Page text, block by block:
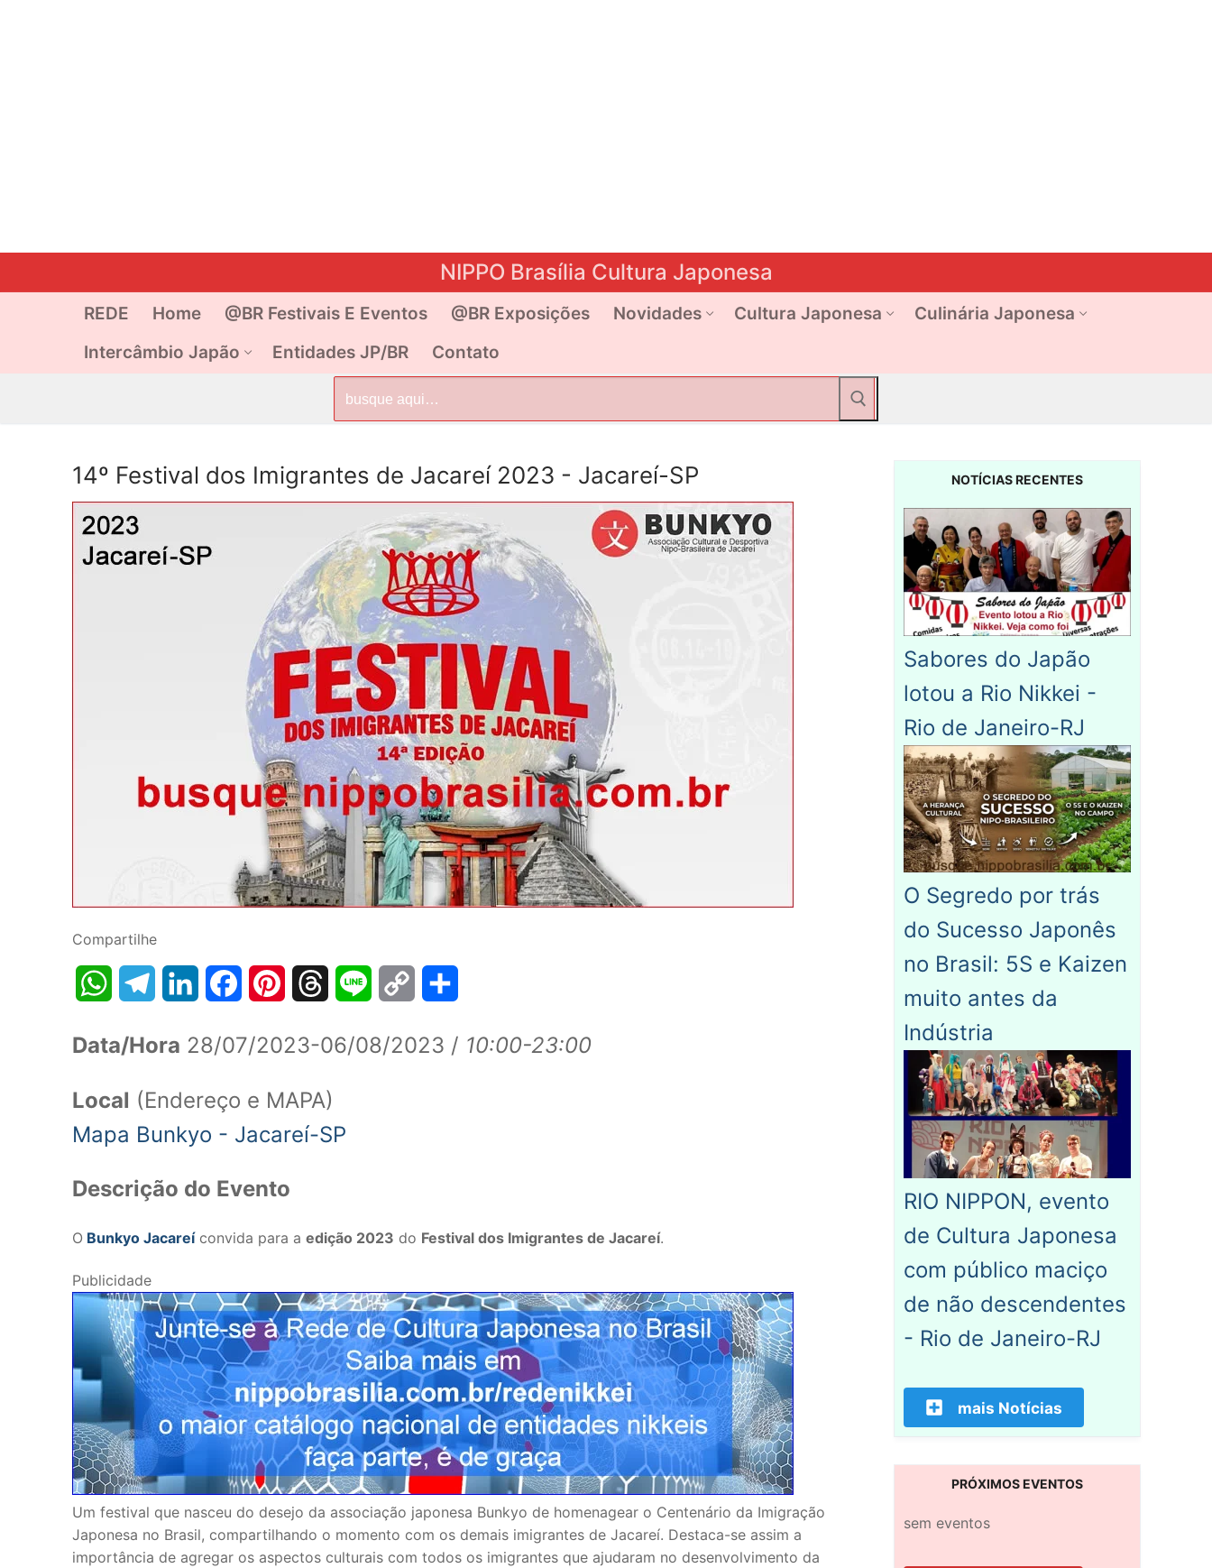
NIPPO Brasília Cultura Japonesa
REDE Home @BR Festivais E Eventos @BR Exposições Novidades Cultura Japonesa
Culinária Japonesa
Intercâmbio Japão
Entidades JP/BR Contato
por:
14º Festival dos Imigrantes de Jacareí 2023 - Jacareí-SP
Compartilhe
WhatsAppTelegramLinkedInFacebookPinterestThreads Line
Copy
Data/Hora 28/07/2023-06/08/2023 / 10:00-23:00
Local (Endereço e MAPA)
Mapa Bunkyo - Jacareí-SP
Descrição do Evento
O Bunkyo Jacareíconvida para a edição 2023 do Festival dos Imigrantes de Jacareí.
Publicidade
Um festival que nasceu do desejo da associação japonesa Bunkyo de homenagear o Centenário da Imigração
Japonesa no Brasil, compartilhando o momento com os demais imigrantes de Jacareí. Destaca-se assim a
importância de agregar os aspectos culturais com todos os imigrantes que ajudaram no desenvolvimento da
NOTÍCIAS RECENTES
Sabores do Japão
lotou a Rio Nikkei -
Rio de Janeiro-RJ
O Segredo por trás
do Sucesso Japonês
no Brasil: 5S e Kaizen
muito antes da
Indústria
RIO NIPPON, evento
de Cultura Japonesa
com público maciço
de não descendentes
- Rio de Janeiro-RJ
mais Notícias
PRÓXIMOS EVENTOS
sem eventos